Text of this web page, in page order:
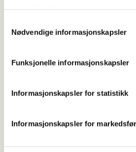
Nødvendige informasjonskapsler
Funksjonelle informasjonskapsler
Informasjonskapsler for statistikk
Informasjonskapsler for
https://48285673